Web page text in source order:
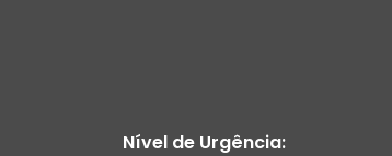
Nível de Urgência: